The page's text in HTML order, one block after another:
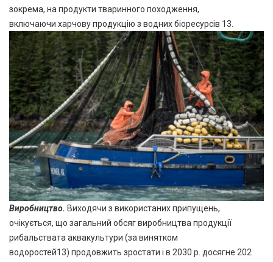
зокрема, на продукти тваринного походження,
включаючи харчову продукцію з водних біоресурсів 13.
Виробництво. Виходячи з використаних припущень,
очікується, що загальний обсяг виробництва продукції
рибальствата аквакультури (за винятком
водоростей13) продовжить зростати і в 2030 р. досягне 202